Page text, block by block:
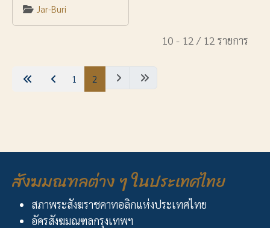
Jar-Buri
10 - 12 / 12 รายการ
1 2
สังฆมณฑลต่าง ๆ ในประเทศไทย
สภาพระสังฆราชคาทอลิกแห่งประเทศไทย
อัครสังฆมณฑลกรุงเทพฯ